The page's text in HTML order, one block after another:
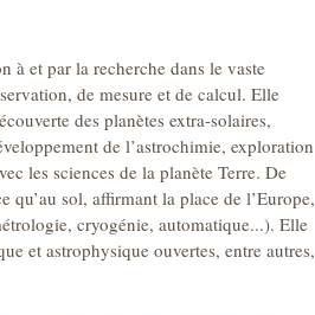
à et par la recherche dans le vaste
de mesure et de calcul. Elle
des planètes extra-solaires,
de l’astrochimie, exploration
les sciences de la planète Terre. De
qu’au sol, affirmant la place de l’Europe,
cryogénie, automatique...). Elle
et astrophysique ouvertes, entre autres,